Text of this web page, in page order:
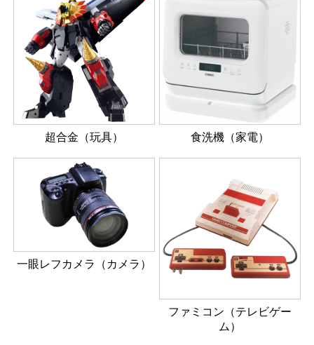
超合金（玩具） 食洗機（家電）
一眼レフカメラ（カメラ）
ファミコン（テレビゲー
ム）